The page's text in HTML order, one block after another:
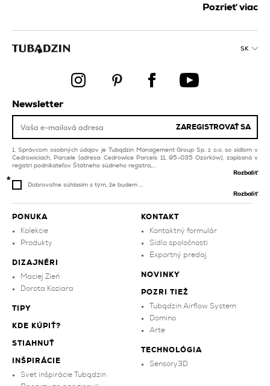
béžové obklady na
viacfarebné obklady na
balkón a terasu
dokončovacie prvky
medené obklady do
obývacej izby a spálne
Pozrieť viac
SK
PONUKA
Kolekcie
Produkty
DIZAJNÉRI
Maciej Zień
Dorota Koziara
TIPY
KDE KÚPIŤ?
STIAHNUŤ
INŠPIRÁCIE
Svet inšpirácie Tubądzin
KONTAKT
Kontaktný formulár
Sídlo spoločnosti
Exportný predaj
NOVINKY
POZRI TIEŽ
Tubądzin Airflow System
Domino
Arte
TECHNOLÓGIA
Sensory3D
Newsletter
ZAREGISTROVAŤ SA
Správcom osobných údajov je Tubądzin Management Group Sp. z o.o. so sídlom v
Cedrowiciach, Parcele (adresa: Cedrowice Parcels 11, 95-035 Ozorków), zapísaná v
registri podnikateľov Štátneho súdneho registra,...
Rozbaliť
Dobrovoľne súhlasím s tým, že budem ...
Rozbaliť